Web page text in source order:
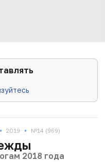
• 2019 • №14 (969)
2018 года